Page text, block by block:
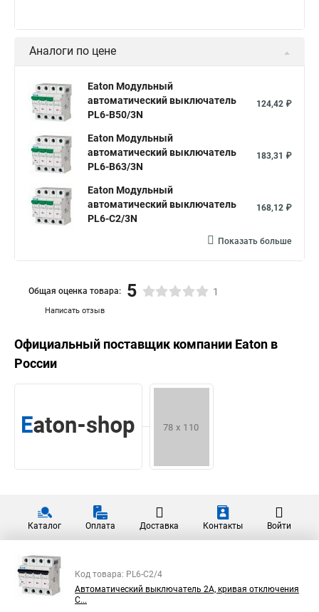
Аналоги по цене
Eaton Модульный
автоматический выключатель
PL6-B50/3N
124,42 ₽
Eaton Модульный
автоматический выключатель
PL6-B63/3N
183,31 ₽
Eaton Модульный
автоматический выключатель
PL6-C2/3N
168,12 ₽
Показать больше
Написать отзыв
Общая оценка товара: 5 1
Официальный поставщик компании Eaton в
России
Каталог Оплата Доставка Контакты Войти
Код товара: PL6-C2/4
Автоматический выключатель 2А, кривая отключения
C...